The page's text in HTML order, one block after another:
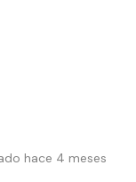
hace 4 meses